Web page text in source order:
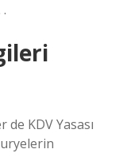
KDV Yasası